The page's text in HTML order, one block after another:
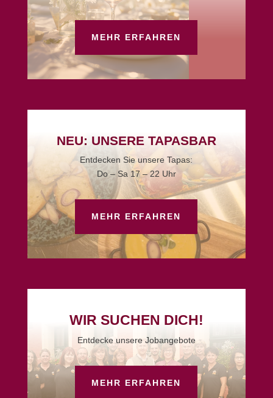
MEHR ERFAHREN
NEU: UNSERE TAPASBAR
Entdecken Sie unsere Tapas:
Do – Sa 17 – 22 Uhr
MEHR ERFAHREN
WIR SUCHEN DICH!
Entdecke unsere Jobangebote
MEHR ERFAHREN